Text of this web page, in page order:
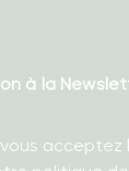
à la